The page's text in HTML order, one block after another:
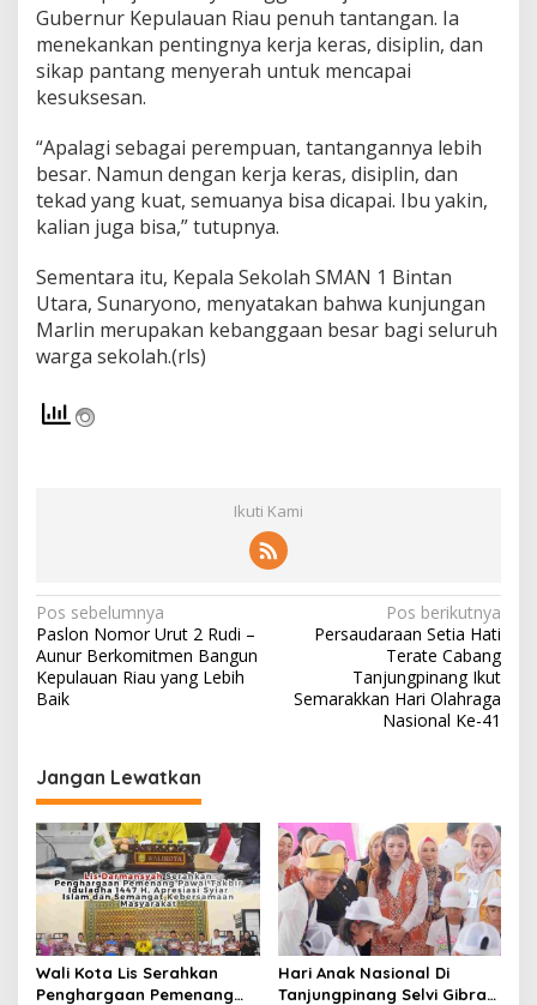
Gubernur Kepulauan Riau penuh tantangan. Ia
menekankan pentingnya kerja keras, disiplin, dan
sikap pantang menyerah untuk mencapai
kesuksesan.
“Apalagi sebagai perempuan, tantangannya lebih
besar. Namun dengan kerja keras, disiplin, dan
tekad yang kuat, semuanya bisa dicapai. Ibu yakin,
kalian juga bisa,” tutupnya.
Sementara itu, Kepala Sekolah SMAN 1 Bintan
Utara, Sunaryono, menyatakan bahwa kunjungan
Marlin merupakan kebanggaan besar bagi seluruh
warga sekolah.(rls)
Ikuti Kami
N
a
v
i
a
s
i
p
o
s
Pos sebelumnya
Paslon Nomor Urut 2 Rudi –
Aunur Berkomitmen Bangun
Kepulauan Riau yang Lebih
Baik
Pos berikutnya
Persaudaraan Setia Hati
Terate Cabang
Tanjungpinang Ikut
Semarakkan Hari Olahraga
Nasional Ke-41
Jangan Lewatkan
Wali Kota Lis Serahkan
Penghargaan Pemenang
Hari Anak Nasional Di
Tanjungpinang Selvi Gibran